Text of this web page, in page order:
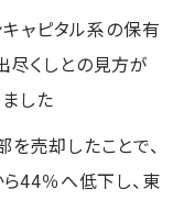
ャピタル系の保有
くしとの見方が
した
売却したことで、
44％へ低下し、東